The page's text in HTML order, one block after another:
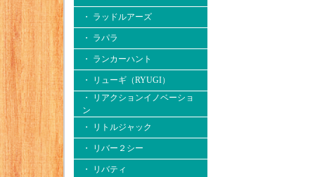
・ ラッドルアーズ
・ ラパラ
・ ランカーハント
・ リューギ（RYUGI）
・ リアクションイノベーショ
ン
・ リトルジャック
・ リバー２シー
・ リバティ